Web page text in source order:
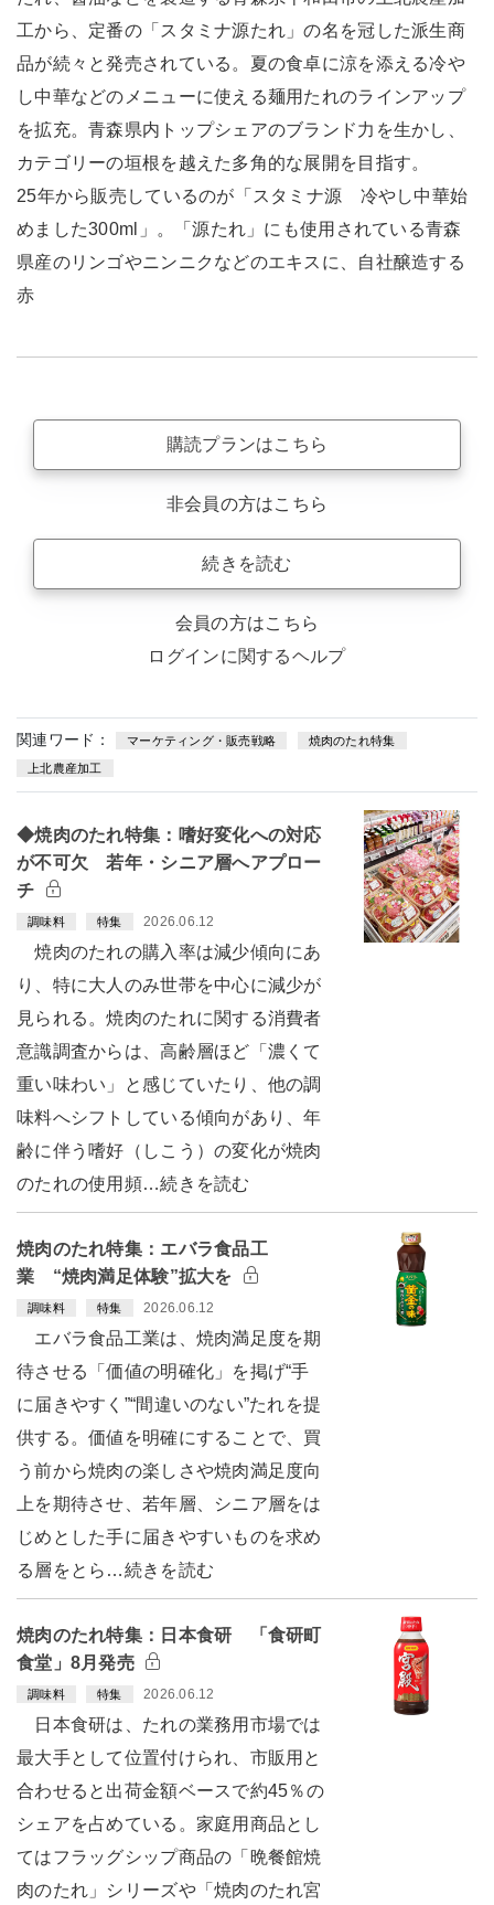
工から、定番の「スタミナ源たれ」の名を冠した派生商
品が続々と発売されている。夏の食卓に涼を添える冷や
し中華などのメニューに使える麺用たれのラインアップ
を拡充。青森県内トップシェアのブランド力を生かし、
カテゴリーの垣根を越えた多角的な展開を目指す。
25年から販売しているのが「スタミナ源 冷やし中華始
めました300ml」。「源たれ」にも使用されている青森
県産のリンゴやニンニクなどのエキスに、自社醸造する
赤
購読プランはこちら
非会員の方はこちら
続きを読む
会員の方はこちら
ログインに関するヘルプ
関連ワード： マーケティング・販売戦略 焼肉のたれ特集
上北農産加工
◆焼肉のたれ特集：嗜好変化への対応
が不可欠 若年・シニア層へアプロー
チ
調味料 特集 2026.06.12
焼肉のたれの購入率は減少傾向にあ
り、特に大人のみ世帯を中心に減少が
見られる。焼肉のたれに関する消費者
意識調査からは、高齢層ほど「濃くて
重い味わい」と感じていたり、他の調
味料へシフトしている傾向があり、年
齢に伴う嗜好（しこう）の変化が焼肉
のたれの使用頻…続きを読む
焼肉のたれ特集：エバラ食品工
業 “焼肉満足体験”拡大を
調味料 特集 2026.06.12
エバラ食品工業は、焼肉満足度を期
待させる「価値の明確化」を掲げ“手
に届きやすく”“間違いのない”たれを提
供する。価値を明確にすることで、買
う前から焼肉の楽しさや焼肉満足度向
上を期待させ、若年層、シニア層をは
じめとした手に届きやすいものを求め
る層をとら…続きを読む
焼肉のたれ特集：日本食研 「食研町
食堂」8月発売
調味料 特集 2026.06.12
日本食研は、たれの業務用市場では
最大手として位置付けられ、市販用と
合わせると出荷金額ベースで約45％の
シェアを占めている。家庭用商品とし
てはフラッグシップ商品の「晩餐館焼
肉のたれ」シリーズや「焼肉のたれ宮